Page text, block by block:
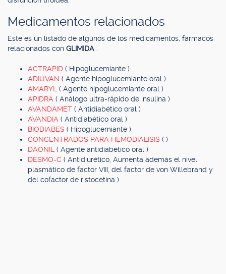
Medicamentos relacionados
Este es un listado de algunos de los medicamentos, fármacos
relacionados con GLIMIDA
ACTRAPID ( Hipoglucemiante )
ADIUVAN ( Agente hipoglucemiante oral )
AMARYL ( Agente hipoglucemiante oral )
APIDRA ( Análogo ultra-rápido de insulina )
AVANDAMET ( Antidiabético oral )
AVANDIA ( Antidiabético oral )
BIODIABES ( Hipoglucemiante )
CONCENTRADOS PARA HEMODIALISIS ( )
DAONIL ( Agente antidiabético oral )
DESMO-C ( Antidiurético, Aumenta además el nivel
plasmático de factor VIII, del factor de von Willebrand y
del cofactor de ristocetina )